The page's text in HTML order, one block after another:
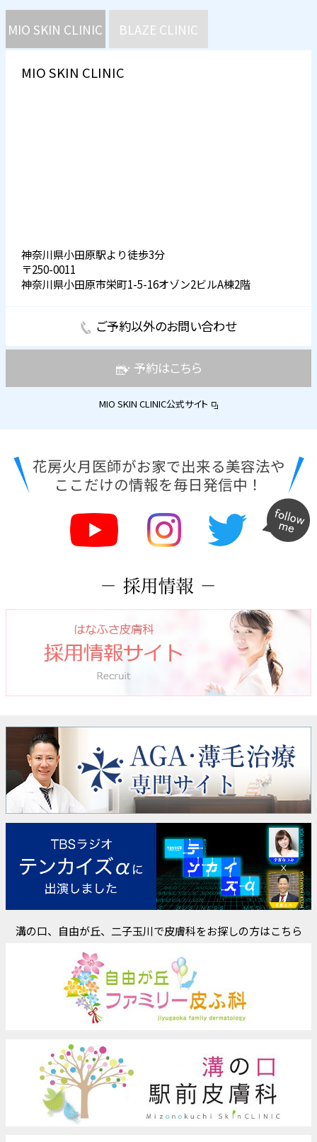
MIO SKIN CLINIC BLAZE CLINIC
MIO SKIN CLINIC
神奈川県小田原駅より徒歩3分
〒250-0011
神奈川県小田原市栄町1-5-16オゾン2ビルA棟2階
ご予約以外のお問い合わせ
予約はこちら
MIO SKIN CLINIC公式サイト
花房火月医師がお家で出来る美容法や
ここだけの情報を毎日発信中！
溝の口、自由が丘、二子玉川で皮膚科をお探しの方はこちら